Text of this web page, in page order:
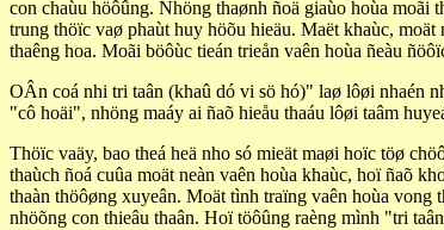
con chaùu höôûng. Nhöng thaønh ñoä giaùo hoùa moãi
trung thöïc vaø phaùt huy höõu hieäu. Maët khaùc,
thaêng hoa. Moãi böôùc tieán trieån vaên hoùa ñeàu
OÂn coá nhi tri taân (khaû dó vi sö hó)" laø lôøi nhaén
"cô hoäi", nhöng maáy ai ñaõ hieåu thaáu lôøi taâm
Thöïc vaäy, bao theá heä nho só mieät maøi hoïc töø
thaùch ñoá cuûa moät neàn vaên hoùa khaùc, hoï ñaõ
thaàn thöôøng xuyeân. Moät tình traïng vaên hoùa
nhöõng con thieâu thaân. Hoï töôûng raèng mình "tri